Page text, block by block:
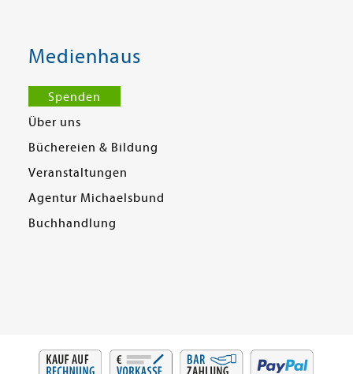
Medienhaus
Spenden
Über uns
Büchereien & Bildung
Veranstaltungen
Agentur Michaelsbund
Buchhandlung